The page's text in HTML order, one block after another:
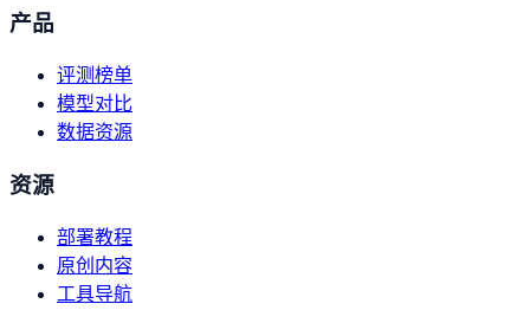
产品
评测榜单
模型对比
数据资源
资源
部署教程
原创内容
工具导航